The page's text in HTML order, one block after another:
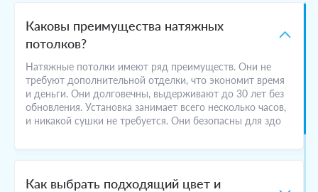
Каковы преимущества натяжных
потолков?
Натяжные потолки имеют ряд преимуществ. Они не
требуют дополнительной отделки, что экономит время
и деньги. Они долговечны, выдерживают до 30 лет без
обновления. Установка занимает всего несколько часов,
и никакой сушки не требуется. Они безопасны для здо
Как выбрать подходящий цвет и